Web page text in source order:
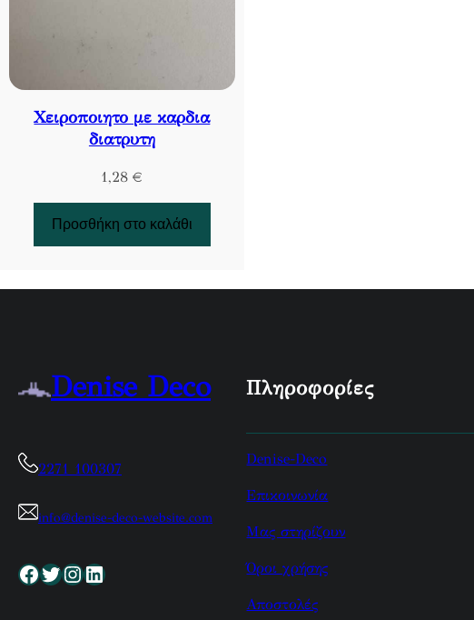
Χειροποιητο με καρδια
διατρυτη
1,28 €
Προσθήκη στο καλάθι
Denise Deco
2271 100307
info@denise-deco-website.com
Facebook Twitter InstagramLinkedin
Πληροφορίες
Denise-Deco
Επικοινωνία
Μας στηρίζουν
Όροι χρήσης
Αποστολές